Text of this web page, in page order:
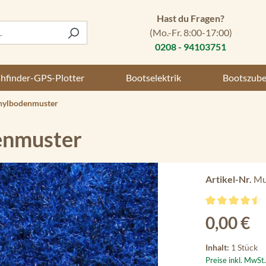
Hast du Fragen?
(Mo.-Fr. 8:00-17:00)
0208 - 94103751
GPS-Plotter Bootselektrik
Artikel-Nr.
Regulärer Preis:
0,00 €
Inhalt: 1 Stück
Preise inkl.